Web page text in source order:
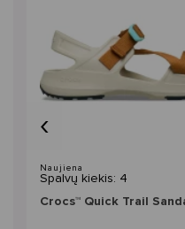
Naujiena
Spalvų kiekis: 4
Crocs™ Quick Trail
‹